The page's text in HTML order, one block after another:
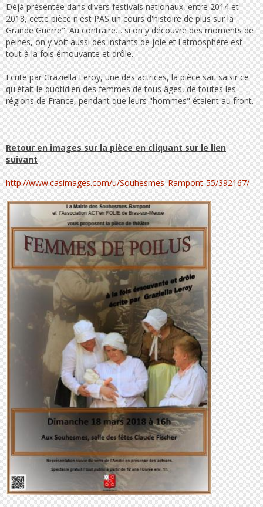
Déjà présentée dans divers festivals nationaux, entre 2014 et
2018, cette pièce n'est PAS un cours d'histoire de plus sur la
Grande Guerre". Au contraire… si on y découvre des moments de
peines, on y voit aussi des instants de joie et l'atmosphère est
tout à la fois émouvante et drôle.
Ecrite par Graziella Leroy, une des actrices, la pièce sait saisir ce
qu'était le quotidien des femmes de tous âges, de toutes les
régions de France, pendant que leurs "hommes" étaient au front.
Retour en images sur la pièce en cliquant sur le lien
suivant:
http://www.casimages.com/u/Souhesmes_Rampont-55/392167/